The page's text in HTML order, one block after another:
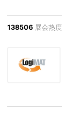
138506 展会热度